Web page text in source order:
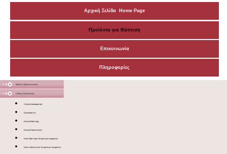
Αρχική Σελίδα Home Page
Προϊόντα για Βάπτιση
Επικοινωνία
Πληροφορίες
Μάσκες Προστατευτικές
Ξύλινες Κατασκευές
Ξύλινα Διακοσμητικά
Κουκλόσπιτα
Κουτιά Βάπτισης
Κουτιά Καλλυντικών
Κουτί βάπτισης Ντυμένο με Δερματίνη
Κουτί καλλυντικών Ντυμένο με Δερματίνη